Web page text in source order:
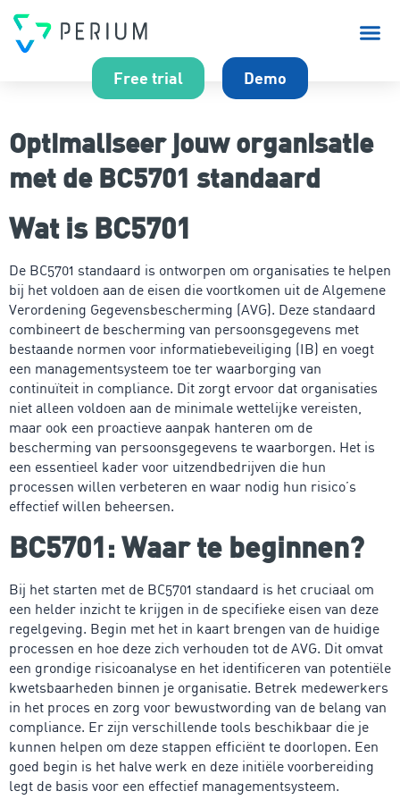
Free trial Demo
Optimaliseer jouw organisatie
met de BC5701 standaard
Wat is BC5701
De BC5701 standaard is ontworpen om organisaties te helpen
bij het voldoen aan de eisen die voortkomen uit de Algemene
Verordening Gegevensbescherming (AVG). Deze standaard
combineert de bescherming van persoonsgegevens met
bestaande normen voor informatiebeveiliging (IB) en voegt
een managementsysteem toe ter waarborging van
continuïteit in compliance. Dit zorgt ervoor dat organisaties
niet alleen voldoen aan de minimale wettelijke vereisten,
maar ook een proactieve aanpak hanteren om de
bescherming van persoonsgegevens te waarborgen. Het is
een essentieel kader voor uitzendbedrijven die hun
processen willen verbeteren en waar nodig hun risico’s
effectief willen beheersen.
BC5701: Waar te beginnen?
Bij het starten met de BC5701 standaard is het cruciaal om
een helder inzicht te krijgen in de specifieke eisen van deze
regelgeving. Begin met het in kaart brengen van de huidige
processen en hoe deze zich verhouden tot de AVG. Dit omvat
een grondige risicoanalyse en het identificeren van potentiële
kwetsbaarheden binnen je organisatie. Betrek medewerkers
in het proces en zorg voor bewustwording van de belang van
compliance. Er zijn verschillende tools beschikbaar die je
kunnen helpen om deze stappen efficiënt te doorlopen. Een
goed begin is het halve werk en deze initiële voorbereiding
legt de basis voor een effectief managementsysteem.